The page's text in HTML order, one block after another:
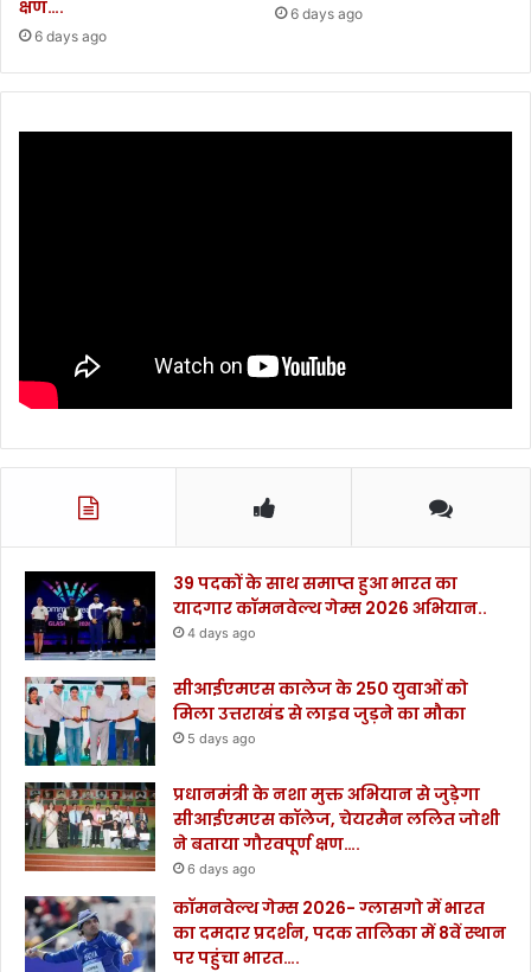
अ
भ्य
र्थि
यों
क्षण….
6 days ago
6 days ago
39 पदकों के साथ समाप्त हुआ भारत का
यादगार कॉमनवेल्थ गेम्स 2026 अभियान..
4 days ago
सीआईएमएस कालेज के 250 युवाओं को
मिला उत्तराखंड से लाइव जुड़ने का मौका
5 days ago
प्रधानमंत्री के नशा मुक्त अभियान से जुड़ेगा
सीआईएमएस कॉलेज, चेयरमैन ललित जोशी
ने बताया गौरवपूर्ण क्षण….
6 days ago
कॉमनवेल्थ गेम्स 2026- ग्लासगो में भारत
का दमदार प्रदर्शन, पदक तालिका में 8वें स्थान
पर पहुंचा भारत….